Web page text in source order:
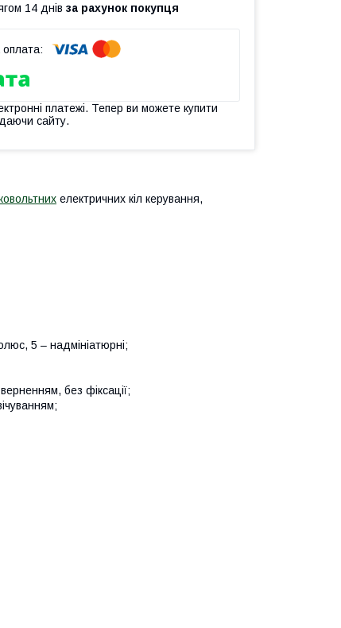
14 днів за рахунок покупця
платежі. Тепер ви можете купити
сайту.
електричних кіл керування,
5 – надмініатюрні;
без фіксації;